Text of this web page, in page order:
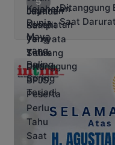
Ditanggung
Saat